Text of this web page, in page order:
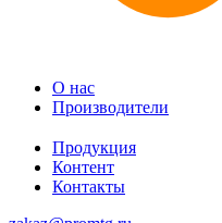
О нас
Производители
Продукция
Контент
Контакты